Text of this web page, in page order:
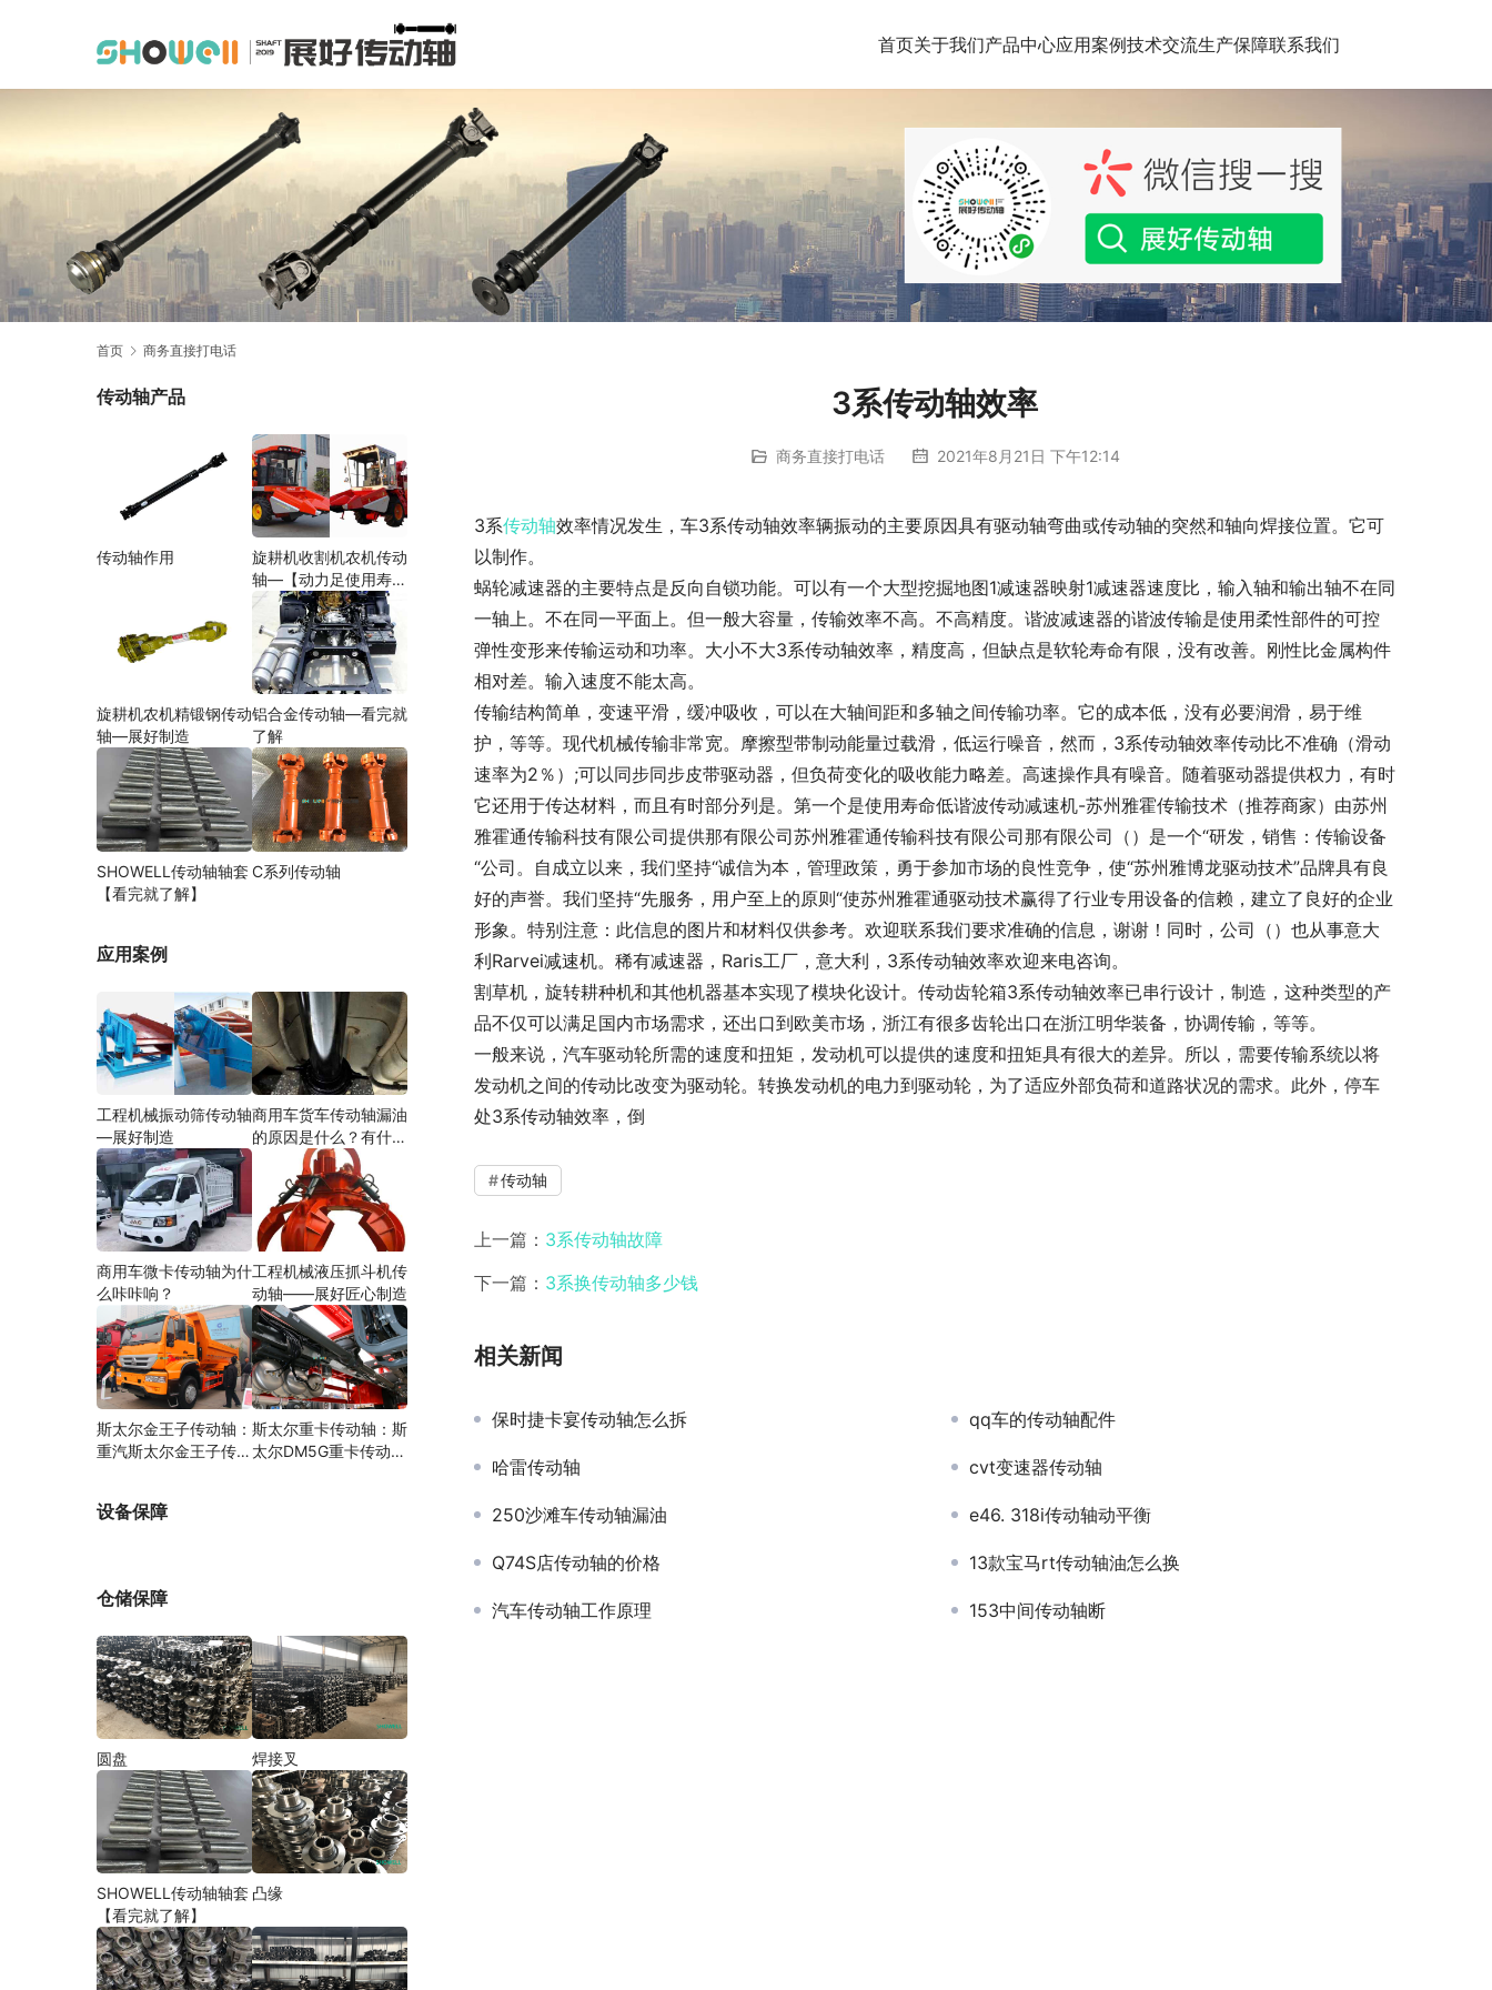
首页关于我们产品中心应用案例技术交流生产保障联系我们
首页 商务直接打电话
3系传动轴效率
商务直接打电话 2021年8月21日 下午12:14
3系传动轴效率情况发生，车3系传动轴效率辆振动的主要原因具有驱动轴弯曲或传动轴的突然和轴向焊接位置。它可
以制作。
蜗轮减速器的主要特点是反向自锁功能。可以有一个大型挖掘地图1减速器映射1减速器速度比，输入轴和输出轴不在同
一轴上。不在同一平面上。但一般大容量，传输效率不高。不高精度。谐波减速器的谐波传输是使用柔性部件的可控
弹性变形来传输运动和功率。大小不大3系传动轴效率，精度高，但缺点是软轮寿命有限，没有改善。刚性比金属构件
相对差。输入速度不能太高。
传输结构简单，变速平滑，缓冲吸收，可以在大轴间距和多轴之间传输功率。它的成本低，没有必要润滑，易于维
护，等等。现代机械传输非常宽。摩擦型带制动能量过载滑，低运行噪音，然而，3系传动轴效率传动比不准确（滑动
速率为2％）;可以同步同步皮带驱动器，但负荷变化的吸收能力略差。高速操作具有噪音。随着驱动器提供权力，有时
它还用于传达材料，而且有时部分列是。第一个是使用寿命低谐波传动减速机-苏州雅霍传输技术（推荐商家）由苏州
雅霍通传输科技有限公司提供那有限公司苏州雅霍通传输科技有限公司那有限公司（）是一个“研发，销售：传输设备
“公司。自成立以来，我们坚持“诚信为本，管理政策，勇于参加市场的良性竞争，使“苏州雅博龙驱动技术”品牌具有良
好的声誉。我们坚持“先服务，用户至上的原则“使苏州雅霍通驱动技术赢得了行业专用设备的信赖，建立了良好的企业
形象。特别注意：此信息的图片和材料仅供参考。欢迎联系我们要求准确的信息，谢谢！同时，公司（）也从事意大
利Rarvei减速机。稀有减速器，Raris工厂，意大利，3系传动轴效率欢迎来电咨询。
割草机，旋转耕种机和其他机器基本实现了模块化设计。传动齿轮箱3系传动轴效率已串行设计，制造，这种类型的产
品不仅可以满足国内市场需求，还出口到欧美市场，浙江有很多齿轮出口在浙江明华装备，协调传输，等等。
一般来说，汽车驱动轮所需的速度和扭矩，发动机可以提供的速度和扭矩具有很大的差异。所以，需要传输系统以将
发动机之间的传动比改变为驱动轮。转换发动机的电力到驱动轮，为了适应外部负荷和道路状况的需求。此外，停车
处3系传动轴效率，倒
传动轴
上一篇： 3系传动轴故障
下一篇： 3系换传动轴多少钱
相关新闻
保时捷卡宴传动轴怎么拆 qq车的传动轴配件
哈雷传动轴 cvt变速器传动轴
250沙滩车传动轴漏油 e46. 318i传动轴动平衡
Q74S店传动轴的价格 13款宝马rt传动轴油怎么换
汽车传动轴工作原理 153中间传动轴断
传动轴产品
传动轴作用
旋耕机收割机农机传动
轴—【动力足使用寿命
久】
旋耕机农机精锻钢传动
轴—展好制造
铝合金传动轴—看完就
了解
SHOWELL传动轴轴套
【看完就了解】
C系列传动轴
应用案例
工程机械振动筛传动轴
—展好制造
商用车货车传动轴漏油
的原因是什么？有什么
商用车微卡传动轴为什
么咔咔响？
工程机械液压抓斗机传
动轴——展好匠心制造
斯太尔金王子传动轴：
重汽斯太尔金王子传动
斯太尔重卡传动轴：斯
太尔DM5G重卡传动轴
设备保障
仓储保障
圆盘 焊接叉
SHOWELL传动轴轴套
【看完就了解】
凸缘